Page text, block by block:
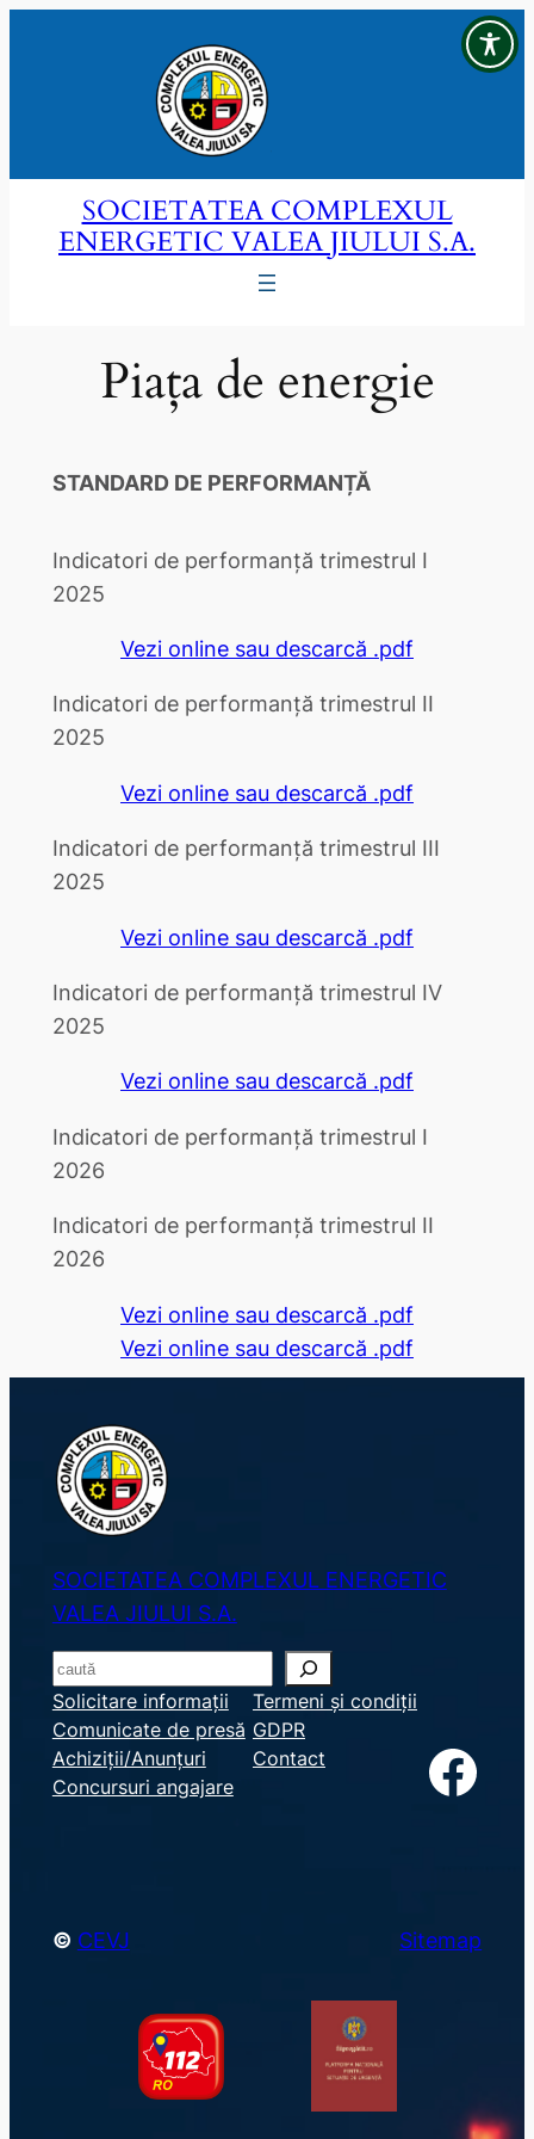
SOCIETATEA COMPLEXUL
ENERGETIC VALEA JIULUI S.A.
Piața de energie
STANDARD DE PERFORMANȚĂ
Indicatori de performanță trimestrul I
2025
Vezi online sau descarcă .pdf
Indicatori de performanță trimestrul II
2025
Vezi online sau descarcă .pdf
Indicatori de performanță trimestrul III
2025
Vezi online sau descarcă .pdf
Indicatori de performanță trimestrul IV
2025
Vezi online sau descarcă .pdf
Indicatori de performanță trimestrul I
2026
Indicatori de performanță trimestrul II
2026
Vezi online sau descarcă .pdf
Vezi online sau descarcă .pdf
SOCIETATEA COMPLEXUL ENERGETIC
VALEA JIULUI S.A.
S
e
a
r
c
Solicitare informații
Comunicate de presă
Achiziții/Anunțuri
Concursuri angajare
Termeni și condiții
GDPR
Contact
Facebook
© CEVJ Sitemap